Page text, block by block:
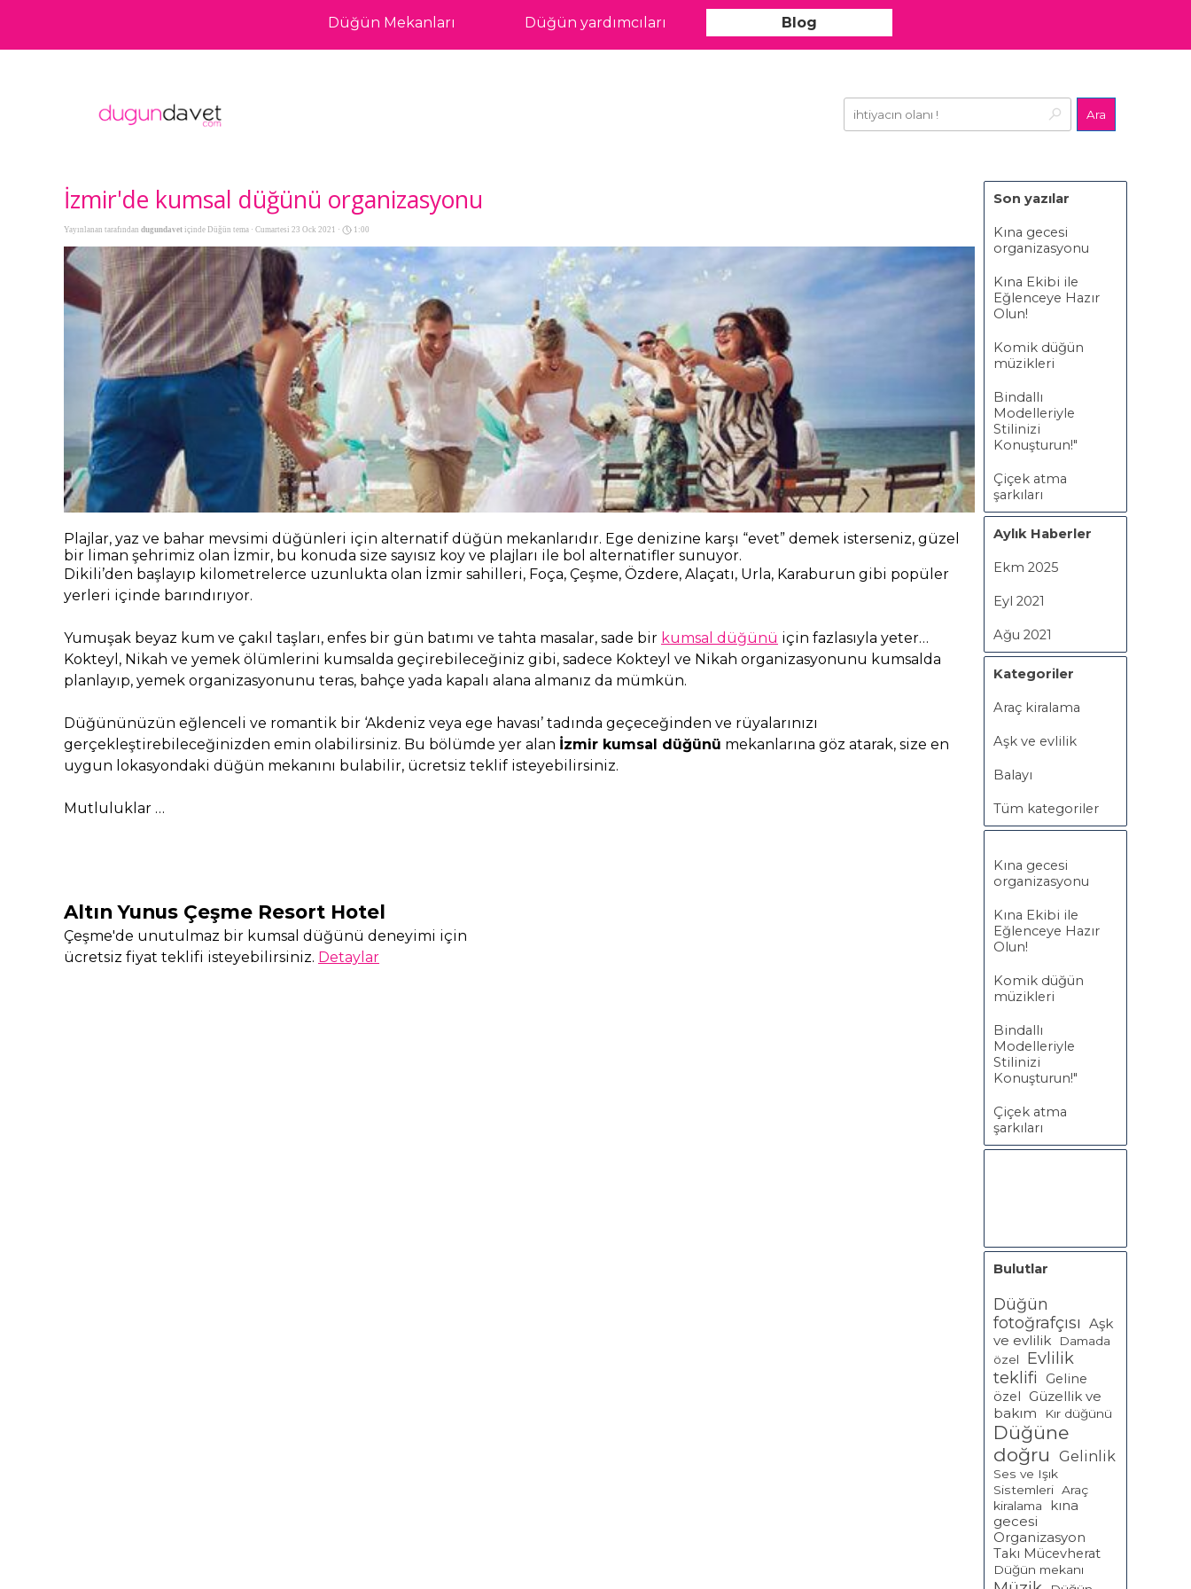
Ara
Düğün Mekanları Düğün yardımcıları Blog
İzmir'de kumsal düğünü organizasyonu
Yayınlanan tarafından dugundavet içinde Düğün tema · Cumartesi 23 Ock 2021 · 1:00
Plajlar, yaz ve bahar mevsimi düğünleri için alternatif düğün mekanlarıdır. Ege denizine karşı “evet” demek isterseniz, güzel
bir liman şehrimiz olan İzmir, bu konuda size sayısız koy ve plajları ile bol alternatifler sunuyor.
Dikili’den başlayıp kilometrelerce uzunlukta olan İzmir sahilleri, Foça, Çeşme, Özdere, Alaçatı, Urla, Karaburun gibi popüler
yerleri içinde barındırıyor.
Yumuşak beyaz kum ve çakıl taşları, enfes bir gün batımı ve tahta masalar, sade bir kumsal düğünü için fazlasıyla yeter…
Kokteyl, Nikah ve yemek ölümlerini kumsalda geçirebileceğiniz gibi, sadece Kokteyl ve Nikah organizasyonunu kumsalda
planlayıp, yemek organizasyonunu teras, bahçe yada kapalı alana almanız da mümkün.
Düğününüzün eğlenceli ve romantik bir ‘Akdeniz veya ege havası’ tadında geçeceğinden ve rüyalarınızı
gerçekleştirebileceğinizden emin olabilirsiniz. Bu bölümde yer alan İzmir kumsal düğünü mekanlarına göz atarak, size en
uygun lokasyondaki düğün mekanını bulabilir, ücretsiz teklif isteyebilirsiniz.
Mutluluklar …
Altın Yunus Çeşme Resort Hotel
Çeşme'de unutulmaz bir kumsal düğünü deneyimi için
ücretsiz fiyat teklifi isteyebilirsiniz. Detaylar
Son yazılar
Kına gecesi
organizasyonu
Kına Ekibi ile
Eğlenceye Hazır
Olun!
Komik düğün
müzikleri
Bindallı
Modelleriyle
Stilinizi
Konuşturun!"
Çiçek atma
şarkıları
Aylık Haberler
Ekm 2025
Eyl 2021
Ağu 2021
Kategoriler
Araç kiralama
Aşk ve evlilik
Balayı
Tüm kategoriler
Kına gecesi
organizasyonu
Kına Ekibi ile
Eğlenceye Hazır
Olun!
Komik düğün
müzikleri
Bindallı
Modelleriyle
Stilinizi
Konuşturun!"
Çiçek atma
şarkıları
Bulutlar
Düğün
fotoğrafçısı Aşk
ve evlilik
Damada
özel
Evlilik
teklifi
Geline
özel
Güzellik ve
bakım
Kır düğünü
Düğüne
doğru Gelinlik
Ses ve Işık
Sistemleri Araç
kiralama
kına
gecesi
Organizasyon
Takı Mücevherat
Düğün mekanı